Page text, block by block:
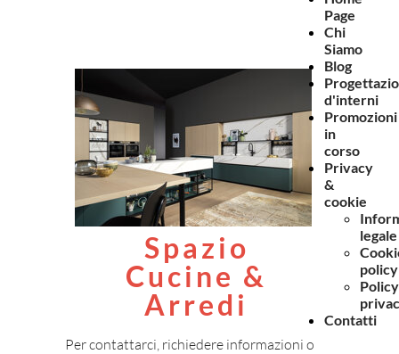
Per contattarci, richiedere informazioni o
Spazio
Cucine &
Arredi
Page
Chi
Siamo
Blog
d'interni
Promozioni
in
corso
Privacy
&
cookie
legale
policy
Policy
Contatti